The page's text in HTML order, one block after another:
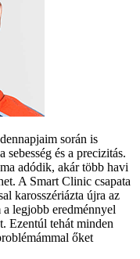
során is
és a precizitás.
adódik, akár több havi
A Smart Clinic csapata
karosszériázta újra az
a legjobb eredménnyel
Ezentúl tehát minden
őket